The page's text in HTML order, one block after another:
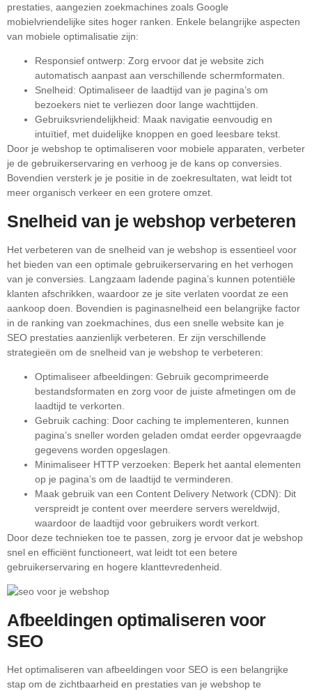
prestaties, aangezien zoekmachines zoals Google
mobielvriendelijke sites hoger ranken. Enkele belangrijke aspecten
van mobiele optimalisatie zijn:
Responsief ontwerp: Zorg ervoor dat je website zich
automatisch aanpast aan verschillende schermformaten.
Snelheid: Optimaliseer de laadtijd van je pagina’s om
bezoekers niet te verliezen door lange wachttijden.
Gebruiksvriendelijkheid: Maak navigatie eenvoudig en
intuïtief, met duidelijke knoppen en goed leesbare tekst.
Door je webshop te optimaliseren voor mobiele apparaten, verbeter
je de gebruikerservaring en verhoog je de kans op conversies.
Bovendien versterk je je positie in de zoekresultaten, wat leidt tot
meer organisch verkeer en een grotere omzet.
Snelheid van je webshop verbeteren
Het verbeteren van de snelheid van je webshop is essentieel voor
het bieden van een optimale gebruikerservaring en het verhogen
van je conversies. Langzaam ladende pagina’s kunnen potentiële
klanten afschrikken, waardoor ze je site verlaten voordat ze een
aankoop doen. Bovendien is paginasnelheid een belangrijke factor
in de ranking van zoekmachines, dus een snelle website kan je
SEO prestaties aanzienlijk verbeteren. Er zijn verschillende
strategieën om de snelheid van je webshop te verbeteren:
Optimaliseer afbeeldingen: Gebruik gecomprimeerde
bestandsformaten en zorg voor de juiste afmetingen om de
laadtijd te verkorten.
Gebruik caching: Door caching te implementeren, kunnen
pagina’s sneller worden geladen omdat eerder opgevraagde
gegevens worden opgeslagen.
Minimaliseer HTTP verzoeken: Beperk het aantal elementen
op je pagina’s om de laadtijd te verminderen.
Maak gebruik van een Content Delivery Network (CDN): Dit
verspreidt je content over meerdere servers wereldwijd,
waardoor de laadtijd voor gebruikers wordt verkort.
Door deze technieken toe te passen, zorg je ervoor dat je webshop
snel en efficiënt functioneert, wat leidt tot een betere
gebruikerservaring en hogere klanttevredenheid.
Afbeeldingen optimaliseren voor
SEO
Het optimaliseren van afbeeldingen voor SEO is een belangrijke
stap om de zichtbaarheid en prestaties van je webshop te